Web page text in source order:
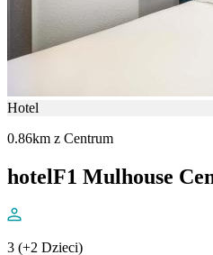
Hotel
0.86km z Centrum
hotelF1 Mulhouse
3 (+2 Dzieci)